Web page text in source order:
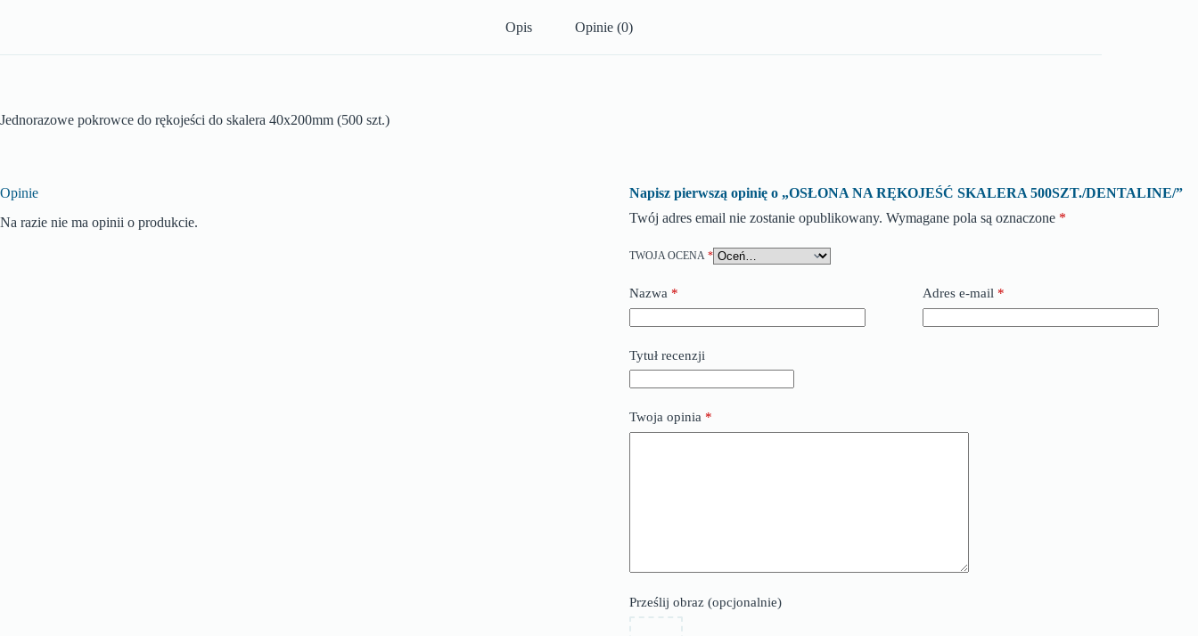
Opis Opinie (0)
Jednorazowe pokrowce do rękojeści do skalera 40x200mm (500 szt.)
Opinie
Na razie nie ma opinii o produkcie.
Napisz pierwszą opinię o „OSŁONA NA RĘKOJEŚĆ SKALERA 500SZT./DENTALINE/”
Twój adres email nie zostanie opublikowany. Wymagane pola są oznaczone *
TWOJA OCENA *
Nazwa * Adres e-mail *
Tytuł recenzji
Twoja opinia *
Prześlij obraz (opcjonalnie)